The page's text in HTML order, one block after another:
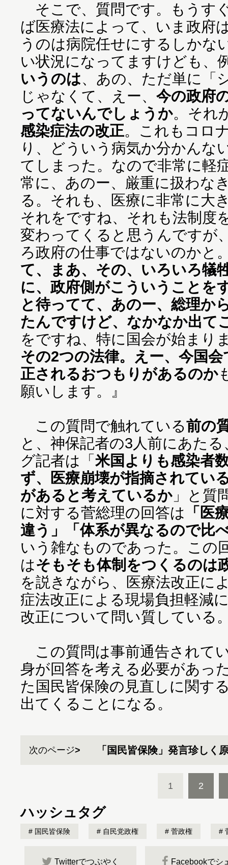
そこで、質問です。もうす
ば医療法によって、いま政府
うのは病院任せにするしかな
い状況になってますけども、
いうのは、あの、ただ単に「
じゃなくて、えー、 今の政府
ってないんでしょうか。それ
感染症法の改正。これもコロ
り、どういう病気か分かんな
てしまった。なので非常に軽
常に、あのー、厳重に扱わな
る。それも、医療に非常に大
それをですね、それも法制度
変わってくると思うんですが
ろ政府の仕事ではないのかと
て、まあ、その、いろいろ犠
に、政府側がこういうことを
と待ってて、あのー、総理か
たんですけど、なかなか出て
をですね、特に国会が始まり
その2つの法律。えー、今国
正されるおつもりがあるのか
願いします。』
この質問で触れている前の
と、神保記者の3人前にあた
グ記者は「米国よりも感染者
ず、医療崩壊が指摘されてい
があると考えているか 」と質
に対する菅総理の回答は 「医
違う」「体系が異なるので比
いう雑なものであった。この
はそもそも体制をつくるのは
を説きながら、医療法改正に
症法改正による現場負担軽減
改正について問い質している
この質問は事前通告されて
身が回答を考える必要があっ
た国民皆保険の見直しに関す
出てくることになる。
次のページ 「国民皆保険」発言珍しく
1 2
ハッシュタグ
国民皆保険 自民党政権 菅政権
Twitterでつぶやく Facebookでシ